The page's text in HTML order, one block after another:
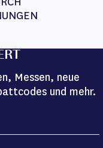
Messen, neue
und mehr.